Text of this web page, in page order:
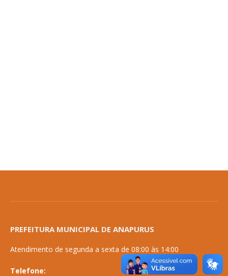
PREFEITURA MUNICIPAL DE ANAPURUS
Atendimento de segunda a sexta de 08:00 às 14:00
Telefone: